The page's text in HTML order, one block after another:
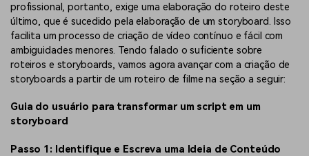
profissional, portanto, exige uma elaboração do roteiro deste
último, que é sucedido pela elaboração de um storyboard. Isso
facilita um processo de criação de vídeo contínuo e fácil com
ambiguidades menores. Tendo falado o suficiente sobre
roteiros e storyboards, vamos agora avançar com a criação de
storyboards a partir de um roteiro de filme na seção a seguir:
Guia do usuário para transformar um script em um
storyboard
Passo 1: Identifique e Escreva uma Ideia de Conteúdo